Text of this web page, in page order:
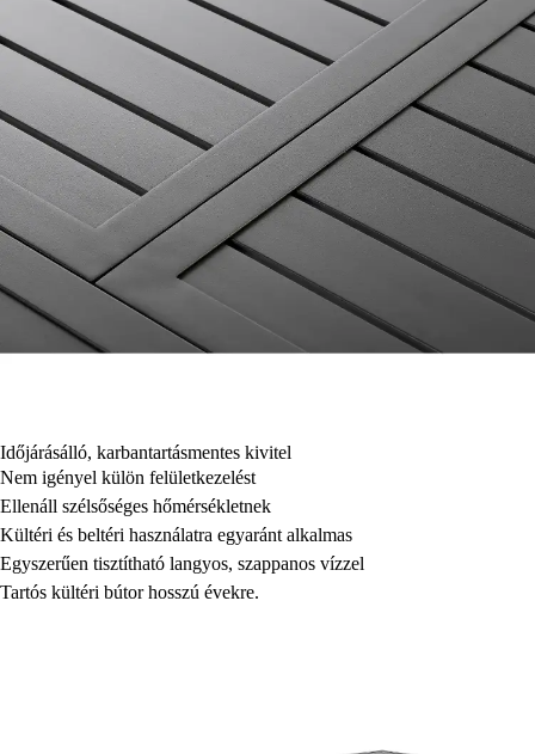
Időjárásálló, karbantartásmentes kivitel
Nem igényel külön felületkezelést
Ellenáll szélsőséges hőmérsékletnek
Kültéri és beltéri használatra egyaránt alkalmas
Egyszerűen tisztítható langyos, szappanos vízzel
Tartós kültéri bútor hosszú évekre.